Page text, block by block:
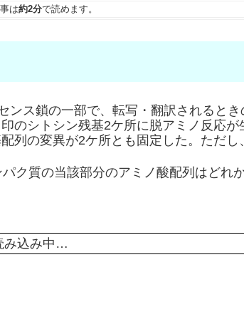
は約2分で読めます。
ンス鎖の一部で、転写・翻訳されるとき
のシトシン残基2ケ所に脱アミノ反応が
列の変異が2ケ所とも固定した。ただし
ク質の当該部分のアミノ酸配列はどれ
み込み中…